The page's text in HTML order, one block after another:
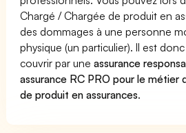
Chargé / Chargée de produit en
des dommages à une personne
physique (un particulier). Il est
couvrir par uneassurance
assurance RC PRO pour le métier
de produit en assurances.